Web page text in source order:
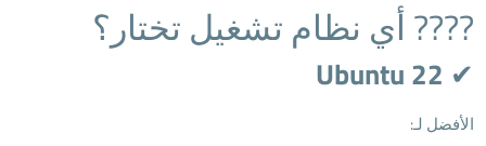
???? أي نظام تشغيل تختار؟
✔
Ubuntu 22
الأفضل لـ: